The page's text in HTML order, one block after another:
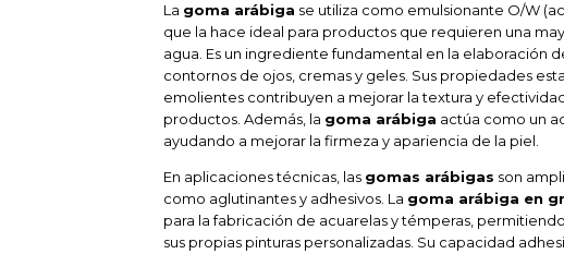
La goma arábiga se utiliza como emulsionante O/W
que la hace ideal para productos que requieren una
agua. Es un ingrediente fundamental en la elaboración
contornos de ojos, cremas y geles. Sus propiedades
emolientes contribuyen a mejorar la textura y
productos. Además, la goma arábiga actúa como un
ayudando a mejorar la firmeza y apariencia de la piel.
En aplicaciones técnicas, las gomas arábigas son
como aglutinantes y adhesivos. La goma arábiga en
para la fabricación de acuarelas y témperas,
sus propias pinturas personalizadas. Su capacidad